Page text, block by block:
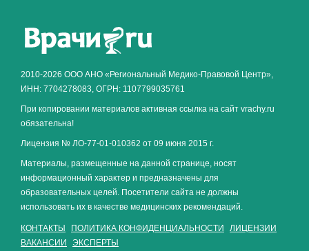
2010-2026 ООО АНО «Региональный Медико-Правовой Центр»,
ИНН: 7704278083, ОГРН: 1107799035761
При копировании материалов активная ссылка на сайт vrachy.ru
обязательна!
Лицензия № ЛО-77-01-010362 от 09 июня 2015 г.
Материалы, размещенные на данной странице, носят
информационный характер и предназначены для
образовательных целей. Посетители сайта не должны
использовать их в качестве медицинских рекомендаций.
КОНТАКТЫ ПОЛИТИКА КОНФИДЕНЦИАЛЬНОСТИ
ЛИЦЕНЗИИ
ВАКАНСИИ
ЭКСПЕРТЫ